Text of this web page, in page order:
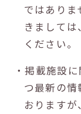
ではあり
きまして
ください。
・掲載施設
つ最新の
おります